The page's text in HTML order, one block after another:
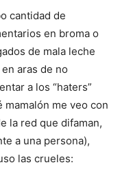
cantidad de
en broma o
de mala leche
aras de no
a los “haters”
mamalón me veo con
la red que difaman,
a una persona),
las crueles: